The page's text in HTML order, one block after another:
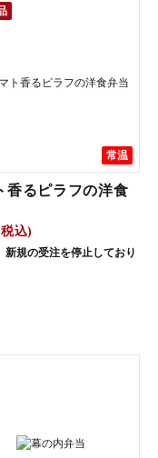
常温
香るピラフの洋食
込)
新規の受注を停止しており